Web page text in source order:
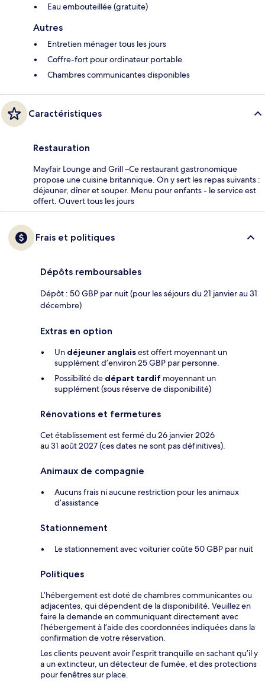
Eau embouteillée (gratuite)
Autres
Entretien ménager tous les jours
Coffre-fort pour ordinateur portable
Chambres communicantes disponibles
Caractéristiques
Restauration
Mayfair Lounge and Grill –Ce restaurant gastronomique
propose une cuisine britannique. On y sert les repas suivants :
déjeuner, dîner et souper. Menu pour enfants - le service est
offert. Ouvert tous les jours
Frais et politiques
Dépôts remboursables
Dépôt : 50 GBP par nuit (pour les séjours du 21 janvier au 31
décembre)
Extras en option
Un déjeuner anglaisest offert moyennant un
supplément d’environ 25 GBP par personne.
Possibilité de départ tardif moyennant un
supplément (sous réserve de disponibilité)
Rénovations et fermetures
Cet établissement est fermé du 26 janvier 2026
au 31 août 2027 (ces dates ne sont pas définitives).
Animaux de compagnie
Aucuns frais ni aucune restriction pour les animaux
d’assistance
Stationnement
Le stationnement avec voiturier coûte 50 GBP par nuit
Politiques
L’hébergement est doté de chambres communicantes ou
adjacentes, qui dépendent de la disponibilité. Veuillez en
faire la demande en communiquant directement avec
l’hébergement à l’aide des coordonnées indiquées dans la
confirmation de votre réservation.
Les clients peuvent avoir l’esprit tranquille en sachant qu’il y
a un extincteur, un détecteur de fumée, et des protections
pour fenêtres sur place.